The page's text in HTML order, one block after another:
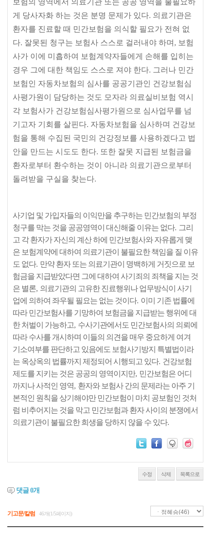
보험의 영역에서 의료기관 또는 공공 영역을 불필요하
게 당사자화 하는 것은 분명 문제가 있다. 의료기관은
환자를 진료할 때 민간보험을 의식할 필요가 전혀 없
다. 잘못된 청구는 보험사 스스로 걸러내야 하며 , 보험
사가 이에 미흡하여 보험계약자들에게 손해를 입히는
경우 그에 대한 책임도 스스로 져야 한다. 그러나 민간
보험인 자동차보험의 심사를 공공기관인 건강보험심
사평가원이 담당하는 것도 모자라 의료실비보험 역시
각 보험사가 건강보험심사평가원으로 심사업무를 넘
기고자 기회를 살핀다. 자동차보험을 심사하며 건강보
험을 통해 수집된 국민의 건강정보를 사용하겠다고 법
안을 만드는 시도도 한다. 또한 잘못 지급된 보험금을
환자로부터 환수하는 것이 아니라 의료기관으로부터
돌려받을 구실을 찾는다.
사기업 및 가입자들의 이익만을 추구하는 민간보험의 부정
청구를 막는 것을 공공영역이 대신해줄 이유는 없다. 그리
고 각 환자가 자신의 계산 하에 민간보험사와 자유롭게 맺
은 보험계약에 대하여 의료기관이 불필요한 책임을 질 이유
도 없다. 만약 환자 또는 의료기관이 명백하게 거짓으로 보
험금을 지급받았다면 그에 대하여 사기죄의 죄책을 지는 것
은 별론, 의료기관의 고유한 진료행위나 업무방식이 사기
업에 의하여 좌우될 필요는 없는 것이다. 이미 기존 법률에
따라 민간보험사를 기망하여 보험금을 지급받는 행위에 대
한 처벌이 가능하고, 수사기관에서도 민간보험사의 의뢰에
따라 수사를 개시하며 이들의 의견을 매우 중요하게 여겨
기소여부를 판단하고 있음에도 보험사기방지 특별법이라
는 옥상옥의 법률까지 제정되어 시행되고 있다. 건강보험
제도를 지키는 것은 공공의 영역이지만, 민간보험은 어디
까지나 사적인 영역, 환자와 보험사 간의 문제라는 아주 기
본적인 원칙을 상기해야만 민간보험이 마치 공보험인 것처
럼 비추어지는 것을 막고 민간보험과 환자 사이의 분쟁에서
의료기관이 불필요한 희생을 당하지 않을 수 있다.
수정 삭제 목록으로
댓글0개
기고문/칼럼 46개(1/5페이지)